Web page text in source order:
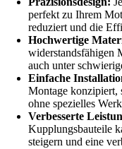
perfekt zu Ihrem
reduziert und die
Hochwertige
widerstandsfähigen
auch unter
Einfache
Montage konzipiert,
ohne spezielles
Verbesserte
Kupplungsbauteile
steigern und eine